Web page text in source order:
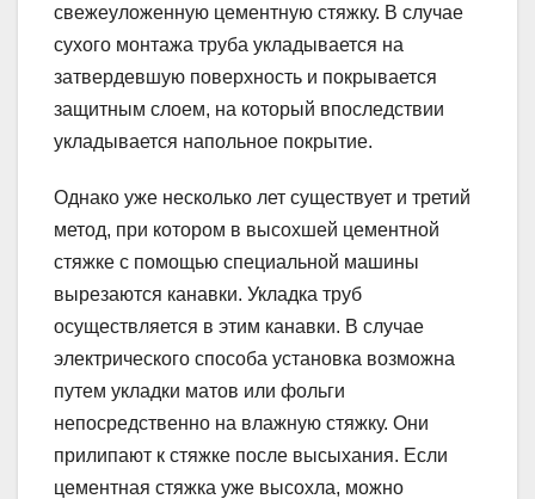
свежеуложенную цементную стяжку. В случае
сухого монтажа труба укладывается на
затвердевшую поверхность и покрывается
защитным слоем, на который впоследствии
укладывается напольное покрытие.
Однако уже несколько лет существует и третий
метод, при котором в высохшей цементной
стяжке с помощью специальной машины
вырезаются канавки. Укладка труб
осуществляется в этим канавки. В случае
электрического способа установка возможна
путем укладки матов или фольги
непосредственно на влажную стяжку. Они
прилипают к стяжке после высыхания. Если
цементная стяжка уже высохла, можно